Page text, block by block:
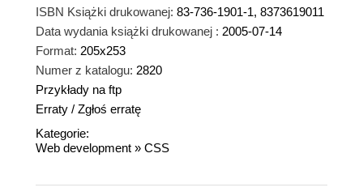
ISBN Książki drukowanej: 83-736-1901-1, 8373619011
Data wydania książki drukowanej : 2005-07-14
Format: 205x253
Numer z katalogu: 2820
Przykłady na ftp
Erraty / Zgłoś erratę
Kategorie:
Web development » CSS